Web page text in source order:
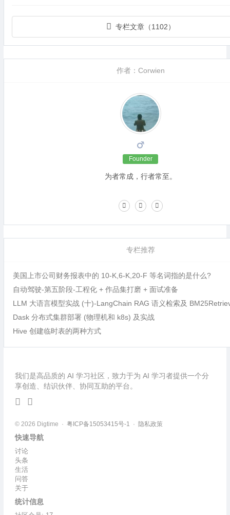
专栏文章（1102）
作者：Corwien
Founder
为者常成，行者常至。
专栏推荐
美国上市公司财务报表中的 10-K,6-K,20-F 等名词指的是什么?
自动驾驶-第五阶段-工程化 + 作品集打磨 + 面试准备
LLM 大语言模型实战 (十)-LangChain RAG 语义检索及
Dask 分布式集群部署 (物理机和 k8s) 及实战
Hive 创建临时表的两种方式
我们是高品质的 AI 学习社区，致力于为 AI 学习者提供一个分
享创造、结识伙伴、协同互助的平台。
© 2026 Digtime · 粤ICP备15053415号-1 · 隐私政策
快速导航
讨论
头条
生活
问答
关于
统计信息